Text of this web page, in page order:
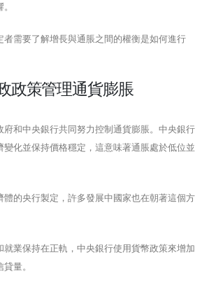
者需要了解增長與通脹之間的權衡是如何進行
政策管理通貨膨脹
府和中央銀行共同努力控制通貨膨脹。中央銀行
變化並保持價格穩定，這意味著通脹處於低位並
體的央行製定，許多發展中國家也在朝著這個方
就業保持在正軌，中央銀行使用貨幣政策來增加
量。